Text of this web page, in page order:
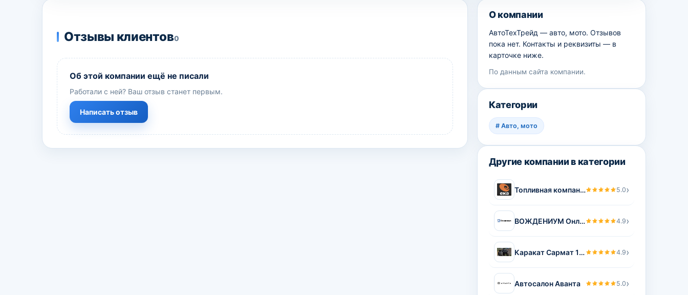
Отзывы клиентов0
Об этой компании ещё не писали
Работали с ней? Ваш отзыв станет первым.
Написать отзыв
О компании
AвтоТехТрейд — авто, мото. Отзывов
пока нет. Контакты и реквизиты — в
карточке ниже.
По данным сайта компании.
Категории
# Авто, мото
Другие компании в категории
Топливная компания ЕКА 5.0›
ВОЖДЕНИУМ Онлайн школа водительского мастерства Василия Руденко 4.9›
Каракат Сармат 1500 4.9›
Автосалон Аванта 5.0›